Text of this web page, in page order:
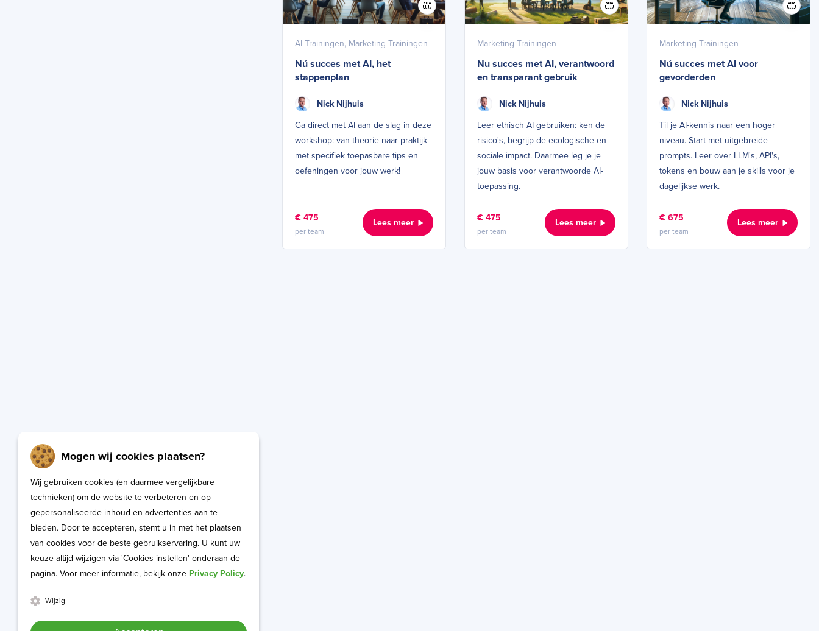
AI Trainingen, Marketing Trainingen
Nú succes met AI, het
stappenplan
Nick Nijhuis
Ga direct met AI aan de slag in deze
workshop: van theorie naar praktijk
met specifiek toepasbare tips en
oefeningen voor jouw werk!
€ 475
per team
Lees meer
Marketing Trainingen
Nu succes met AI, verantwoord
en transparant gebruik
Nick Nijhuis
Leer ethisch AI gebruiken: ken de
risico's, begrijp de ecologische en
sociale impact. Daarmee leg je je
jouw basis voor verantwoorde AI-
toepassing.
€ 475
per team
Lees meer
Marketing Trainingen
Nú succes met AI voor
gevorderden
Nick Nijhuis
Til je AI-kennis naar een hoger
niveau. Start met uitgebreide
prompts. Leer over LLM's, API's,
tokens en bouw aan je skills voor je
dagelijkse werk.
€ 675
per team
Lees meer
Mogen wij cookies plaatsen?
Wij gebruiken cookies (en daarmee vergelijkbare
technieken) om de website te verbeteren en op
gepersonaliseerde inhoud en advertenties aan te
bieden. Door te accepteren, stemt u in met het plaatsen
van cookies voor de beste gebruikservaring. U kunt uw
keuze altijd wijzigen via 'Cookies instellen' onderaan de
pagina. Voor meer informatie, bekijk onze Privacy Policy.
Wijzig